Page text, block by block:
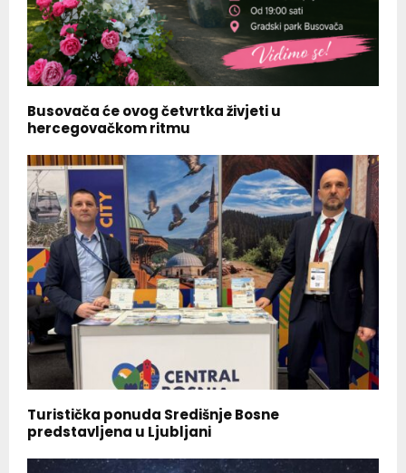
Busovača će ovog četvrtka živjeti u
hercegovačkom ritmu
Turistička ponuda Središnje Bosne
predstavljena u Ljubljani